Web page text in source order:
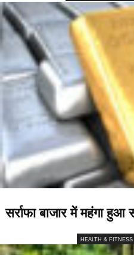
सर्राफा बाजार में महंगा हुआ
HEALTH & FITNESS